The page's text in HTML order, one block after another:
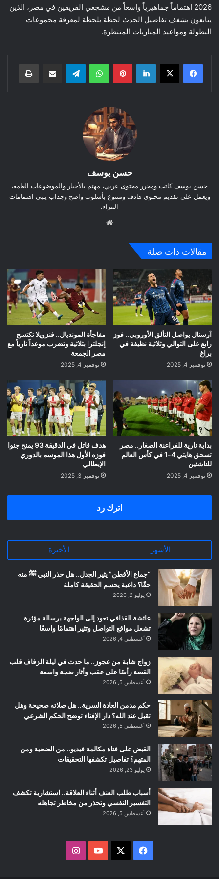
2026 اهتماماً جماهيرياً واسعاً من مشجعي الفريقين في مصر، الذين
يتابعون بشغف تفاصيل الحدث لحظة بلحظة لمعرفة مجموعات
البطولة ومواعيد المباريات المنتظرة.
لينكدإن بينتيريست واتساب
حسن يوسف
حسن يوسف كاتب ومحرر محتوى عربي، مهتم بالأخبار والموضوعات العامة،
ويعمل على تقديم محتوى هادف ومتنوع بأسلوب واضح وجذاب يلبي اهتمامات
القراء.
مقالات ذات صلة
آرسنال يواصل التألق الأوروبي.. فوز
رابع على التوالي وثلاثية نظيفة في
براغ
نوفمبر 4, 2025
مفاجأة المونديال.. فنزويلا تكتسح
إنجلترا بثلاثية وتضرب موعداً نارياً مع
مصر الجمعة
نوفمبر 4, 2025
بداية نارية للفراعنة الصغار.. مصر
تسحق هايتي 4-1 في كأس العالم
للناشئين
نوفمبر 4, 2025
هدف قاتل في الدقيقة 93 يمنح جنوا
فوزه الأول هذا الموسم بالدوري
الإيطالي
نوفمبر 3, 2025
اترك رد
الأشهر الأخيرة
“جماع الأقطن” يثير الجدل.. هل حذر النبي ﷺ منه
حقًا؟ داعية يحسم الحقيقة كاملة
يوليو 2, 2026
عائشة القذافي تعود إلى الواجهة برسالة مؤثرة
تشعل مواقع التواصل وتثير اهتمامًا واسعًا
أغسطس 4, 2026
زواج شابة من عجوز.. ما حدث في ليلة الزفاف قلب
القصة رأسًا على عقب وأثار ضجة واسعة
أغسطس 5, 2026
حكم مدمن العادة السرية.. هل صلاته صحيحة وهل
تقبل عند الله؟ دار الإفتاء توضح الحكم الشرعي
أغسطس 5, 2026
القبض على فتاة مكالمة فيديو.. من الضحية ومن
المتهم؟ تفاصيل تكشفها التحقيقات
يوليو 23, 2026
أسباب طلب العنف أثناء العلاقة.. استشارية تكشف
التفسير النفسي وتحذر من مخاطر تجاهله
أغسطس 5, 2026